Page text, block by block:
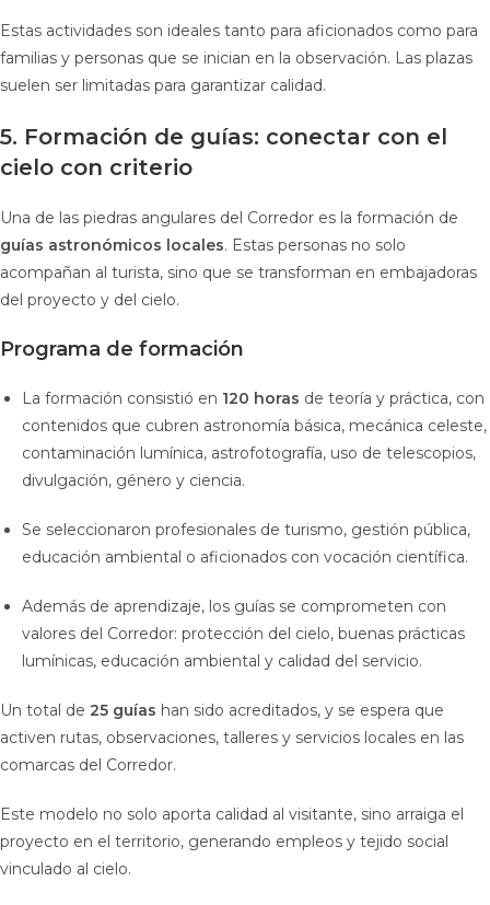
Estas actividades son ideales tanto para aficionados como para
familias y personas que se inician en la observación. Las plazas
suelen ser limitadas para garantizar calidad.
5. Formación de guías: conectar con el
cielo con criterio
Una de las piedras angulares del Corredor es la formación de
guías astronómicos locales. Estas personas no solo
acompañan al turista, sino que se transforman en embajadoras
del proyecto y del cielo.
Programa de formación
La formación consistió en 120 horas de teoría y práctica, con
contenidos que cubren astronomía básica, mecánica celeste,
contaminación lumínica, astrofotografía, uso de telescopios,
divulgación, género y ciencia.
Se seleccionaron profesionales de turismo, gestión pública,
educación ambiental o aficionados con vocación científica.
Además de aprendizaje, los guías se comprometen con
valores del Corredor: protección del cielo, buenas prácticas
lumínicas, educación ambiental y calidad del servicio.
Un total de 25 guías han sido acreditados, y se espera que
activen rutas, observaciones, talleres y servicios locales en las
comarcas del Corredor.
Este modelo no solo aporta calidad al visitante, sino arraiga el
proyecto en el territorio, generando empleos y tejido social
vinculado al cielo.